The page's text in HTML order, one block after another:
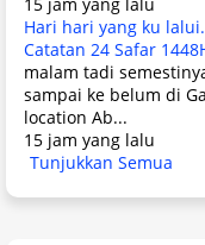
Hari hari yang ku
Catatan 24 Safar
malam tadi
sampai ke belum di
location Ab...
15 jam yang lalu
Tunjukkan Semua